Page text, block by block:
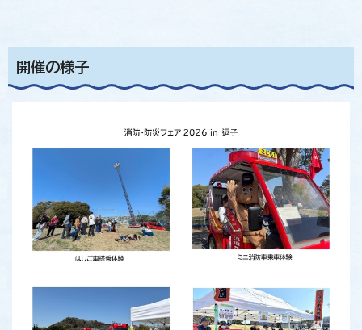
開催の様子